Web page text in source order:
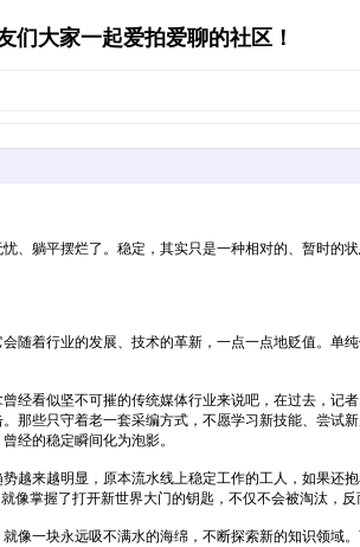
们大家一起爱拍爱聊的社区！
躺平摆烂了。稳定，其实只是一种相对的、暂时的
着行业的发展、技术的革新，一点一点地贬值。单
看似坚不可摧的传统媒体行业来说吧，在过去，记
些只守着老一套采编方式，不愿学习新技能、尝试
经的稳定瞬间化为泡影。
来越明显，原本流水线上稳定工作的工人，如果还
掌握了打开新世界大门的钥匙，不仅不会被淘汰，
一块永远吸不满水的海绵，不断探索新的知识领域